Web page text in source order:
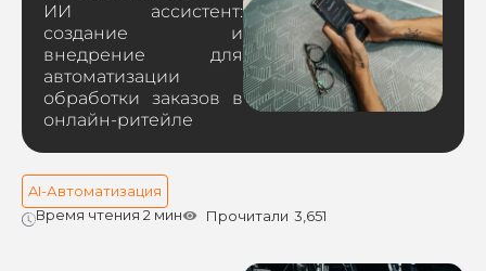
ИИ ассистент:
создание и
внедрение для
автоматизации
обработки заказов в
онлайн-ритейле
Время чтения 2 мин Прочитали 3,651
AI-Автоматизация